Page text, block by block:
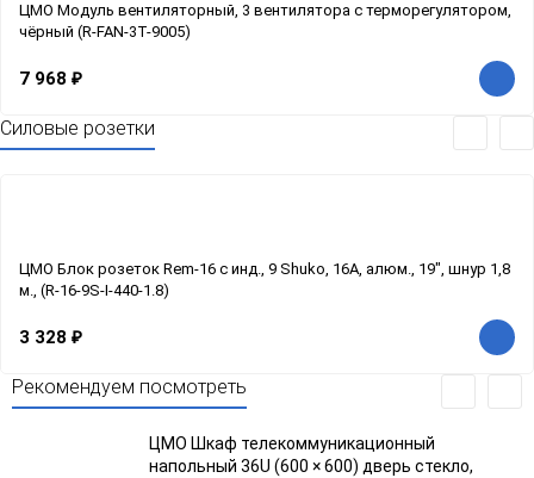
ЦМО Модуль вентиляторный, 3 вентилятора с терморегулятором,
чёрный (R-FAN-3T-9005)
7 968 ₽
Силовые розетки
ЦМО Блок розеток Rem-16 с инд., 9 Shuko, 16A, алюм., 19", шнур 1,8
м., (R-16-9S-I-440-1.8)
3 328 ₽
Рекомендуем посмотреть
ЦМО Шкаф телекоммуникационный
напольный 36U (600 × 600) дверь стекло,